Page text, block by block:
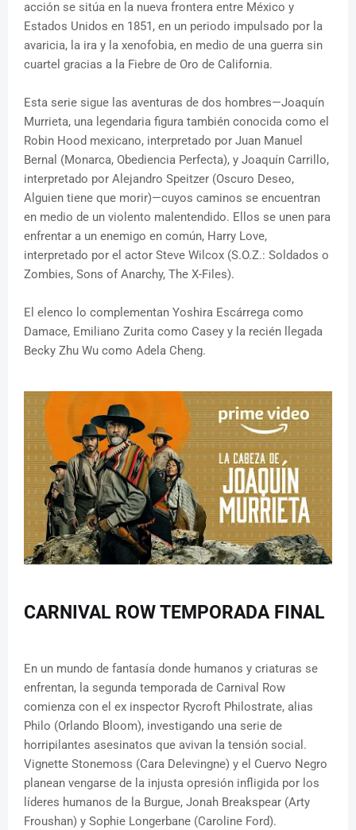
acción se sitúa en la nueva frontera entre México y
Estados Unidos en 1851, en un periodo impulsado por la
avaricia, la ira y la xenofobia, en medio de una guerra sin
cuartel gracias a la Fiebre de Oro de California.
Esta serie sigue las aventuras de dos hombres—Joaquín
Murrieta, una legendaria figura también conocida como el
Robin Hood mexicano, interpretado por Juan Manuel
Bernal (Monarca, Obediencia Perfecta), y Joaquín Carrillo,
interpretado por Alejandro Speitzer (Oscuro Deseo,
Alguien tiene que morir)—cuyos caminos se encuentran
en medio de un violento malentendido. Ellos se unen para
enfrentar a un enemigo en común, Harry Love,
interpretado por el actor Steve Wilcox (S.O.Z.: Soldados o
Zombies, Sons of Anarchy, The X-Files).
El elenco lo complementan Yoshira Escárrega como
Damace, Emiliano Zurita como Casey y la recién llegada
Becky Zhu Wu como Adela Cheng.
CARNIVAL ROW TEMPORADA FINAL
En un mundo de fantasía donde humanos y criaturas se
enfrentan, la segunda temporada de Carnival Row
comienza con el ex inspector Rycroft Philostrate, alias
Philo (Orlando Bloom), investigando una serie de
horripilantes asesinatos que avivan la tensión social.
Vignette Stonemoss (Cara Delevingne) y el Cuervo Negro
planean vengarse de la injusta opresión infligida por los
líderes humanos de la Burgue, Jonah Breakspear (Arty
Froushan) y Sophie Longerbane (Caroline Ford).